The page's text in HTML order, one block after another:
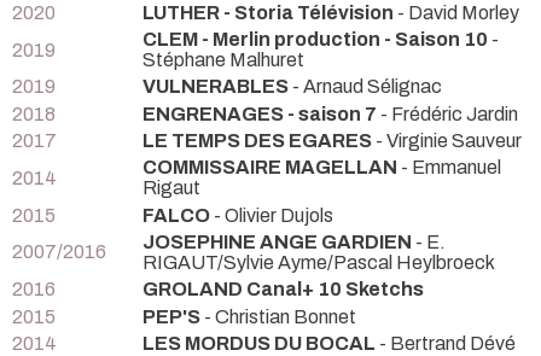
2020
LUTHER - Storia Télévision - David Morley
2019
CLEM - Merlin production - Saison 10 -
Stéphane Malhuret
2019
VULNERABLES - Arnaud Sélignac
2018
ENGRENAGES - saison 7 - Frédéric Jardin
2017
LE TEMPS DES EGARES - Virginie Sauveur
2014
COMMISSAIRE MAGELLAN - Emmanuel
Rigaut
2015
FALCO - Olivier Dujols
2007/2016
JOSEPHINE ANGE GARDIEN - E.
RIGAUT/Sylvie Ayme/Pascal Heylbroeck
2016
GROLAND Canal+ 10 Sketchs
2015
PEP'S - Christian Bonnet
2014
LES MORDUS DU BOCAL - Bertrand Dévé